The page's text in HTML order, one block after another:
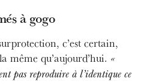
à gogo
c’est certain,
même qu’aujourd’hui. «
pas reproduire à l’identique ce